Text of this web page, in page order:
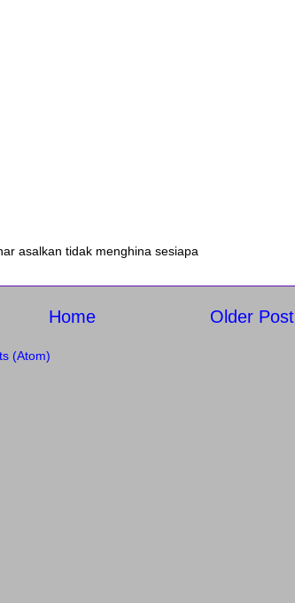
asalkan tidak menghina sesiapa
Older Post
Home
(Atom)